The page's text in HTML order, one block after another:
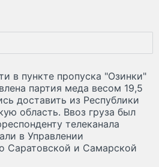
в пункте пропуска "Озинки"
партия меда весом 19,5
доставить из Республики
область. Ввоз груза был
телеканала
в Управлении
Саратовской и Самарской